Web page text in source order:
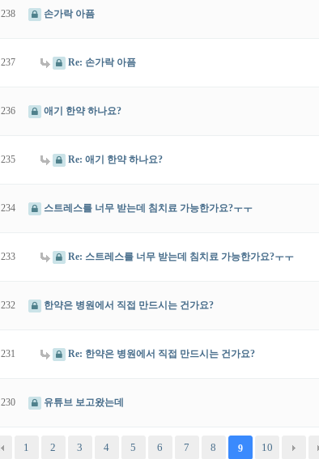
238 손가락 아픔
237 Re: 손가락 아픔
236 애기 한약 하나요?
235 Re: 애기 한약 하나요?
234 스트레스를 너무 받는데 침치료 가능한가요?ㅜㅜ
233 Re: 스트레스를 너무 받는데 침치료 가능한가요?ㅜㅜ
232 한약은 병원에서 직접 만드시는 건가요?
231 Re: 한약은 병원에서 직접 만드시는 건가요?
230 유튜브 보고왔는데
1 2 3 4 5 6 7 8 9 10